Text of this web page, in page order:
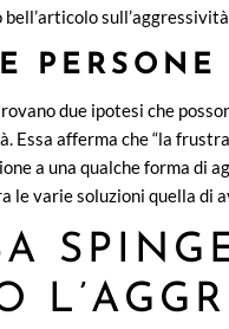
due ipotesi che
Essa afferma che “la
a una qualche forma di
le varie soluzioni quella di